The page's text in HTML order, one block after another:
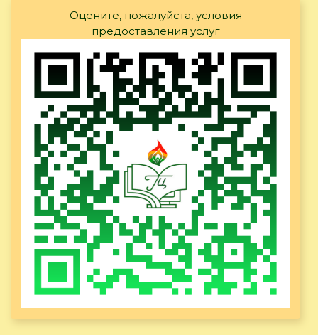
Оцените, пожалуйста, условия
предоставления услуг